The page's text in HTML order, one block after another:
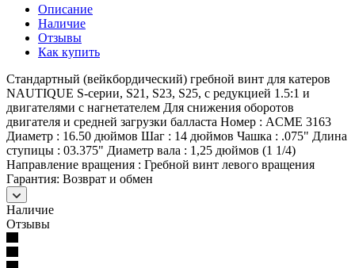
Описание
Наличие
Отзывы
Как купить
Стандартный (вейкбордический) гребной винт для катеров
NAUTIQUE S-серии, S21, S23, S25, с редукцией 1.5:1 и
двигателями с нагнетателем Для снижения оборотов
двигателя и средней загрузки балласта Номер : ACME 3163
Диаметр : 16.50 дюймов Шаг : 14 дюймов Чашка : .075" Длина
ступицы : 03.375" Диаметр вала : 1,25 дюймов (1 1/4)
Направление вращения : Гребной винт левого вращения
Гарантия: Возврат и обмен
Наличие
Отзывы